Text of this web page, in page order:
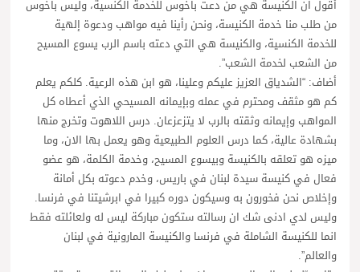
أقول ان الكنيسة هي من دعت باخوس للخدمة الكنسية، وليس باخوس
من طلب منا خدمة الكنيسة، ونحن رأينا فيه مواهب ودعوة إلهية
للخدمة الكنسية، والكنيسة هي التي دعته باسم الرب يسوع المسيح
من الشعب لخدمة الشعب”.
أضاف: “الشدياق العزيز عليكم وعلينا، هو ابن هذه الرعية. كلكم يعلم
كم هو مثقف ومحترم في عمله وبإيمانه المسيحي الذي أعطاه كل
المواهب وإيمانه وثقته بالرب لا يتزعزعان. درس اللاهوت وتخرج منها
بشهادة عالية، كما درس العلوم الطبيعية وهو يعمل بها الان، وما
ميزه هو تعلقه بالكنيسة وبيسوع المسيح، وخدمة الكلمة، هو عضو
فعال في كنيسة سيدة لبنان في باريس، وخدم دعوته بكل أمانة
وإخلاص نحن فخورون به وسيكون دوره كبيرا في ابرشيتنا في فرنسا.
وليس لدي ادنى شك ان رسالته ستكون مباركة ليس له ولعائلته فقط
انما للكنيسة الشاملة في فرنسا والكنيسة المارونية في لبنان
والعالم”.